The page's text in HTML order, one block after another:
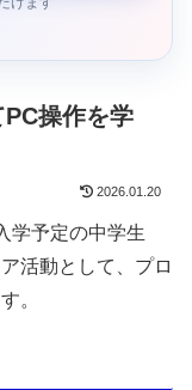
操作を学
2026.01.20
学予定の中学生
活動として、プロ
。